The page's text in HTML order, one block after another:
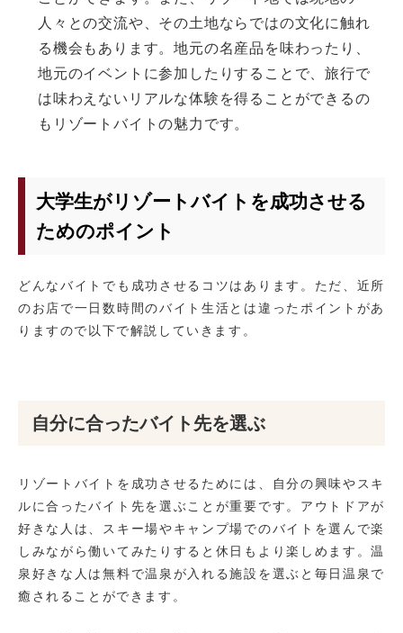
人々との交流や、その土地ならではの文化に触れ
る機会もあります。地元の名産品を味わったり、
地元のイベントに参加したりすることで、旅行で
は味わえないリアルな体験を得ることができるの
もリゾートバイトの魅力です。
大学生がリゾートバイトを成功させる
ためのポイント
どんなバイトでも成功させるコツはあります。ただ、近所
のお店で一日数時間のバイト生活とは違ったポイントがあ
りますので以下で解説していきます。
自分に合ったバイト先を選ぶ
リゾートバイトを成功させるためには、自分の興味やスキ
ルに合ったバイト先を選ぶことが重要です。アウトドアが
好きな人は、スキー場やキャンプ場でのバイトを選んで楽
しみながら働いてみたりすると休日もより楽しめます。温
泉好きな人は無料で温泉が入れる施設を選ぶと毎日温泉で
癒されることができます。